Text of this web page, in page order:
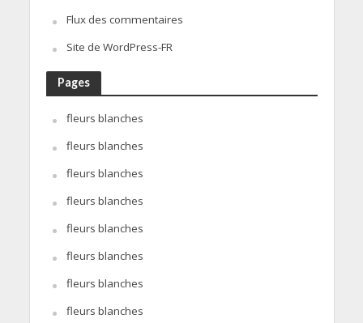
Flux des commentaires
Site de WordPress-FR
Pages
fleurs blanches
fleurs blanches
fleurs blanches
fleurs blanches
fleurs blanches
fleurs blanches
fleurs blanches
fleurs blanches